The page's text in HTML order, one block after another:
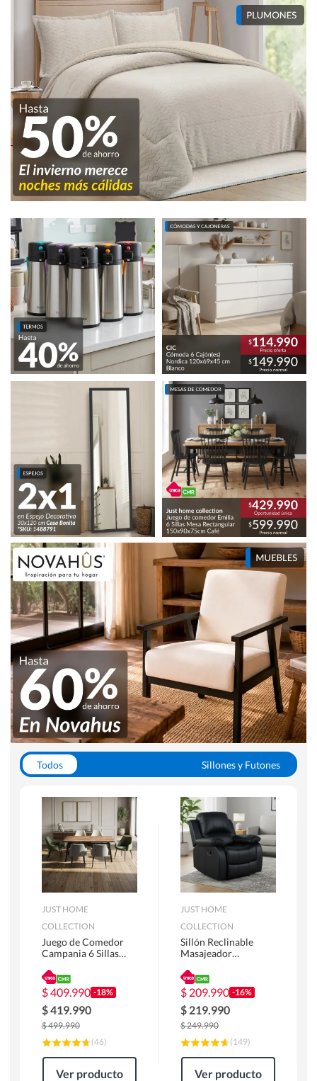
Todos
Sillones y Futones
Escritorios y Sillas PC
Racks y Muebles TV
Alfombras
JUST HOME
COLLECTION
Juego de Comedor
Campania 6 Sillas
180 x 90 x 76 cm
Café
$409.990 -18%
$419.990
$499.990
(46)
Ver producto
JUST HOME
COLLECTION
Sillón Reclinable
Masajeador
Atlanta 91x101x94
cm Negro
$ 209.990 -16%
$ 219.990
$249.990
(149)
Ver producto